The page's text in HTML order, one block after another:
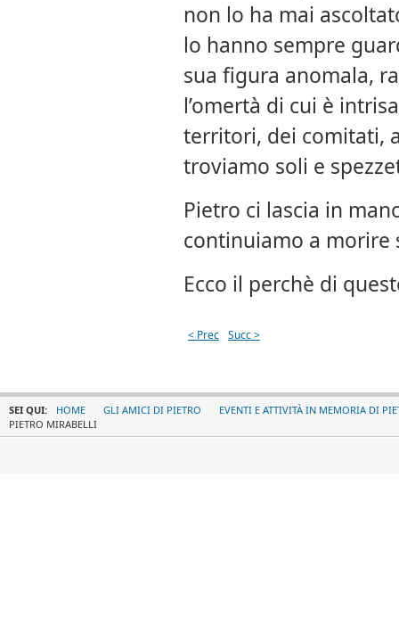
non lo ha mai
lo hanno sempre
sua figura anomala,
l’omertà di cui è
territori, dei comitati,
troviamo soli e
Pietro ci lascia in
continuiamo a morire
Ecco il perchè di
< Prec Succ >
SEI QUI: HOME GLI AMICI DI PIETRO
EVENTI E ATTIVITÀ IN MEMORIA DI
PIETRO MIRABELLI